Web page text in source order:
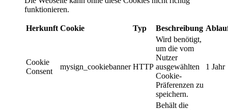
funktionieren.
Herkunft Cookie Typ Beschreibung
Cookie
Consent
mysign_cookiebanner HTTP
Wird benötigt,
um die vom
Nutzer
ausgewählten
Cookie-
Präferenzen zu
speichern.
1 Jahr
Behält die